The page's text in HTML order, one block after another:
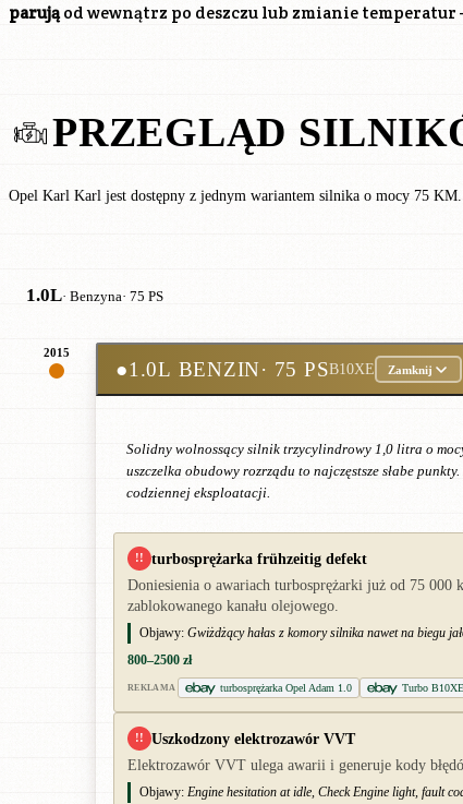
parująod wewnątrz po deszczu lub zmianie
PRZEGLĄD
Opel Karl Karl jest dostępny z jednym wariantem silnika o mocy 75 KM.
1.0L· Benzyna· 75 PS
2015
●1.0L BENZIN· 75 PSB10XE Zamknij
Solidny wolnossący silnik trzycylindrowy 1,0 litra o
uszczelka obudowy rozrządu to najczęstsze słabe
codziennej eksploatacji.
!! turbosprężarka frühzeitig defekt
Doniesienia o awariach turbosprężarki już od 75 000
zablokowanego kanału olejowego.
Objawy: Gwiżdżący hałas z komory silnika nawet na biegu
800–2500 zł
REKLAMA turbosprężarka Opel Adam 1.0 Turbo B10XE
!! Uszkodzony elektrozawór VVT
Elektrozawór VVT ulega awarii i generuje kody
Objawy: Engine hesitation at idle, Check Engine light, fault